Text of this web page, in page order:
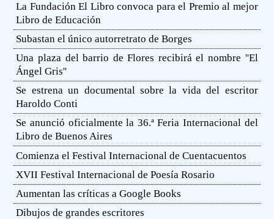
La Fundación El Libro convoca para el Premio al mejor
Libro de Educación
Subastan el único autorretrato de Borges
Una plaza del barrio de Flores recibirá el nombre ''El
Ángel Gris''
Se estrena un documental sobre la vida del escritor
Haroldo Conti
Se anunció oficialmente la 36.ª Feria Internacional del
Libro de Buenos Aires
Comienza el Festival Internacional de Cuentacuentos
XVII Festival Internacional de Poesía Rosario
Aumentan las críticas a Google Books
Dibujos de grandes escritores